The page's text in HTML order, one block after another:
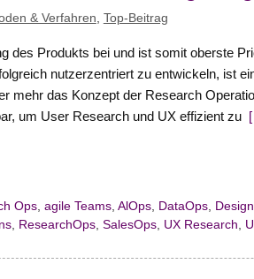
& Verfahren Top-Beitrag
des Produkts bei und ist somit oberste
nutzerzentriert zu entwickeln, ist
mehr das Konzept der Research
um User Research und UX effizient zu
Ops, agile Teams, AlOps, DataOps,
ResearchOps ,SalesOps UX Research